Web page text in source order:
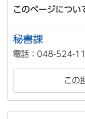
このページについ
秘書課
電話：048-524-
この